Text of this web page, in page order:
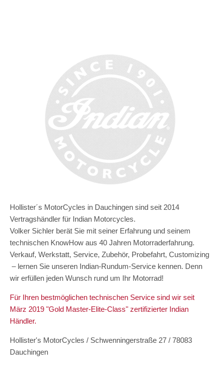
Hollister´s MotorCycles in Dauchingen sind seit 2014
Vertragshändler für Indian Motorcycles.
Volker Sichler berät Sie mit seiner Erfahrung und seinem
technischen KnowHow aus 40 Jahren Motorraderfahrung.
Verkauf, Werkstatt, Service, Zubehör, Probefahrt, Customizing
– lernen Sie unseren Indian-Rundum-Service kennen. Denn
wir erfüllen jeden Wunsch rund um Ihr Motorrad!
Für Ihren bestmöglichen technischen Service sind wir seit
März 2019 "Gold Master-Elite-Class" zertifizierter Indian
Händler.
Hollister's MotorCycles / Schwenningerstraße 27 / 78083
Dauchingen